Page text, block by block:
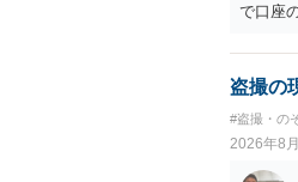
で口座
でいえ
ます。
盗撮の
#盗撮・の
2026年8